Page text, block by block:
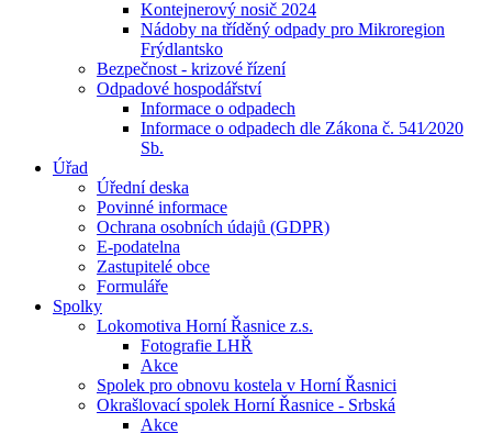
Kontejnerový nosič 2024
Nádoby na tříděný odpady pro Mikroregion
Frýdlantsko
Bezpečnost - krizové řízení
Odpadové hospodářství
Informace o odpadech
Informace o odpadech dle Zákona č. 541⁄2020
Sb.
Úřad
Úřední deska
Povinné informace
Ochrana osobních údajů (GDPR)
E-podatelna
Zastupitelé obce
Formuláře
Spolky
Lokomotiva Horní Řasnice z.s.
Fotografie LHŘ
Akce
Spolek pro obnovu kostela v Horní Řasnici
Okrašlovací spolek Horní Řasnice - Srbská
Akce